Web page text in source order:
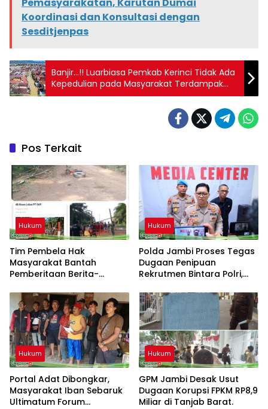
Koordinasi dan Konsultasi dengan
Sesditjenpas
Banjir…!! Luarbiasa Pemkab Kerinci Tidak Ada
Kepedulian pada Masyarakat Terdampak
Banjir!!
Pos Terkait
Hukum
Tim Pembela Hak
Masyarakat Bantah
Pemberitaan Berita-
Tidak Sesuai Fakta dan
Akan Tempuh Jalur Dewan
Pers
Hukum
Polda Jambi Proses Tegas
Dugaan Penipuan
Rekrutmen Bintara Polri,
Hukum
Portal Adat Dibongkar,
Masyarakat Iban Sebaruk
Ultimatum Forum
Hukum
GPM Jambi Desak Usut
Dugaan Korupsi FPKM RP8,9
Miliar di Tanjab Barat.